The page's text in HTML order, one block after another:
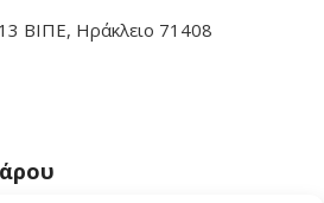
ΒΙΠΕ, Ηράκλειο 71408